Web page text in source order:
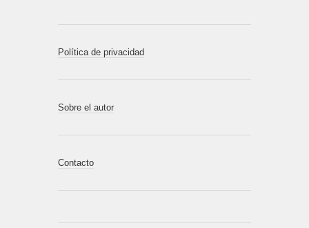
Política de privacidad
Sobre el autor
Contacto